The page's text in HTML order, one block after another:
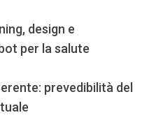
design e
per la salute
prevedibilità del